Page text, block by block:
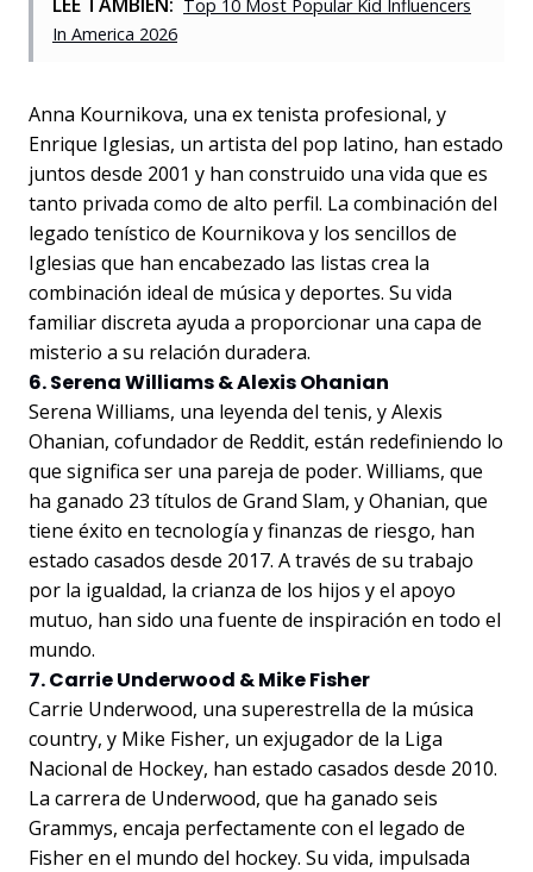
Top 10 Most Popular Kid Influencers
In America 2026
Anna Kournikova, una ex tenista profesional, y
Enrique Iglesias, un artista del pop latino, han estado
juntos desde 2001 y han construido una vida que es
tanto privada como de alto perfil. La combinación del
legado tenístico de Kournikova y los sencillos de
Iglesias que han encabezado las listas crea la
combinación ideal de música y deportes. Su vida
familiar discreta ayuda a proporcionar una capa de
misterio a su relación duradera.
6. Serena Williams & Alexis Ohanian
Serena Williams, una leyenda del tenis, y Alexis
Ohanian, cofundador de Reddit, están redefiniendo lo
que significa ser una pareja de poder. Williams, que
ha ganado 23 títulos de Grand Slam, y Ohanian, que
tiene éxito en tecnología y finanzas de riesgo, han
estado casados desde 2017. A través de su trabajo
por la igualdad, la crianza de los hijos y el apoyo
mutuo, han sido una fuente de inspiración en todo el
mundo.
7. Carrie Underwood & Mike Fisher
Carrie Underwood, una superestrella de la música
country, y Mike Fisher, un exjugador de la Liga
Nacional de Hockey, han estado casados desde 2010.
La carrera de Underwood, que ha ganado seis
Grammys, encaja perfectamente con el legado de
Fisher en el mundo del hockey. Su vida, impulsada